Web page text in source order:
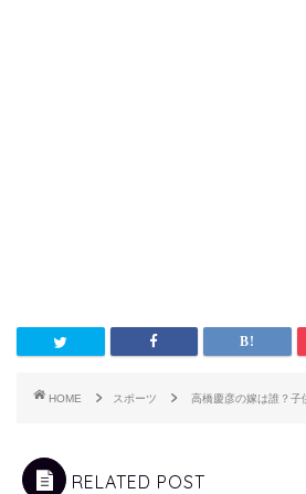
HOME スポーツ 高橋慶彦の嫁は誰？子
RELATED POST